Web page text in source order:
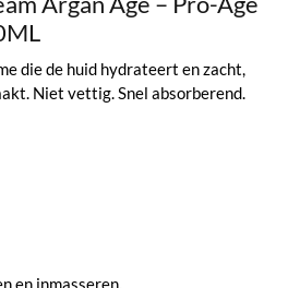
die de huid hydrateert en zacht,
Niet vettig. Snel absorberend.
en inmasseren.